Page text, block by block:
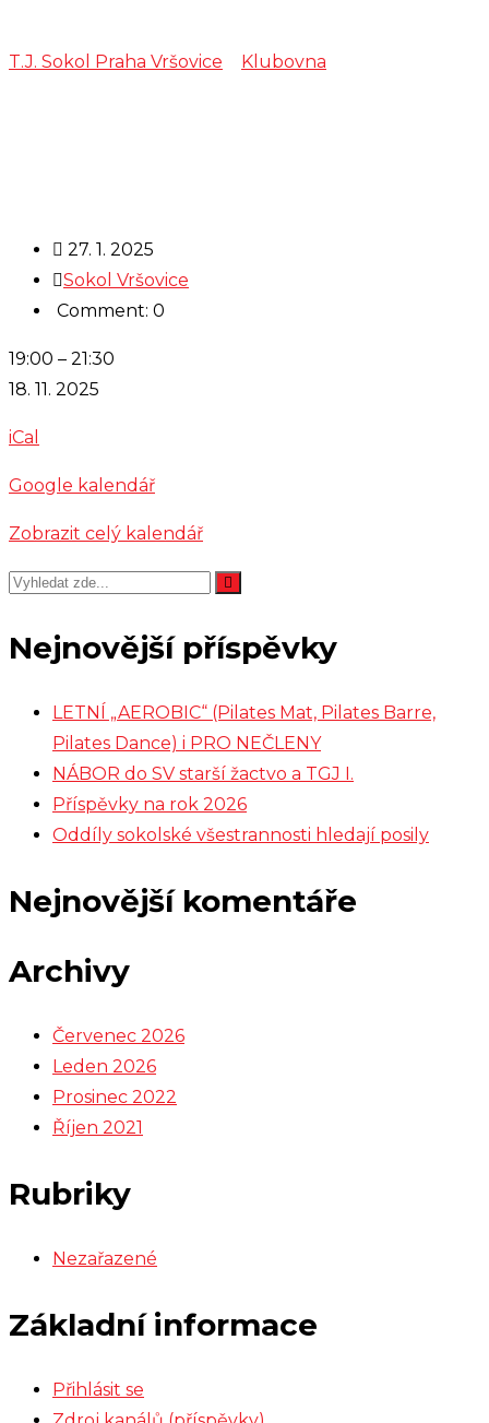
T.J. Sokol Praha Vršovice Klubovna
27. 1. 2025
Sokol Vršovice
Comment: 0
zkouška
-
muzika
Kyčera
19:00 – 21:30
18. 11. 2025
iCal
Google kalendář
Zobrazit celý kalendář
Nejnovější příspěvky
LETNÍ „AEROBIC“ (Pilates Mat, Pilates Barre,
Pilates Dance) i PRO NEČLENY
NÁBOR do SV starší žactvo a TGJ I.
Příspěvky na rok 2026
Oddíly sokolské všestrannosti hledají posily
Nejnovější komentáře
Archivy
Červenec 2026
Leden 2026
Prosinec 2022
Říjen 2021
Rubriky
Nezařazené
Základní informace
Přihlásit se